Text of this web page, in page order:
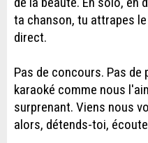
ta chanson, tu attrapes
direct.
Pas de concours. Pas de
karaoké comme nous
surprenant. Viens nous
alors, détends-toi,